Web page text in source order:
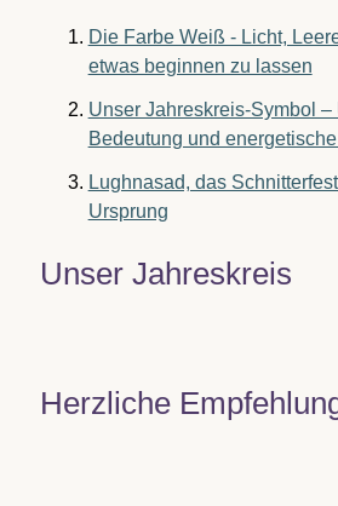
Die Farbe Weiß - Licht,
etwas beginnen zu lassen
Unser Jahreskreis-Symbol –
Bedeutung und
Lughnasad, das
Ursprung
Unser Jahreskreis
Herzliche